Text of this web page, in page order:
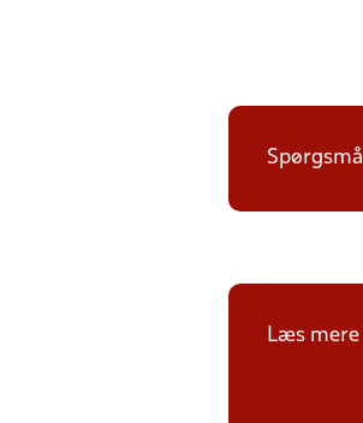
Læs